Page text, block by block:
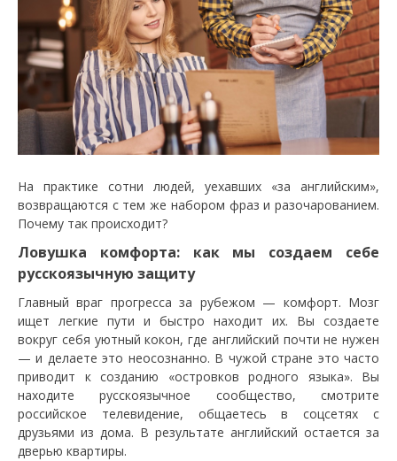
На практике сотни людей, уехавших «за английским»,
возвращаются с тем же набором фраз и разочарованием.
Почему так происходит?
Ловушка комфорта: как мы создаем себе
русскоязычную защиту
Главный враг прогресса за рубежом — комфорт. Мозг
ищет легкие пути и быстро находит их. Вы создаете
вокруг себя уютный кокон, где английский почти не нужен
— и делаете это неосознанно. В чужой стране это часто
приводит к созданию «островков родного языка». Вы
находите русскоязычное сообщество, смотрите
российское телевидение, общаетесь в соцсетях с
друзьями из дома. В результате английский остается за
дверью квартиры.